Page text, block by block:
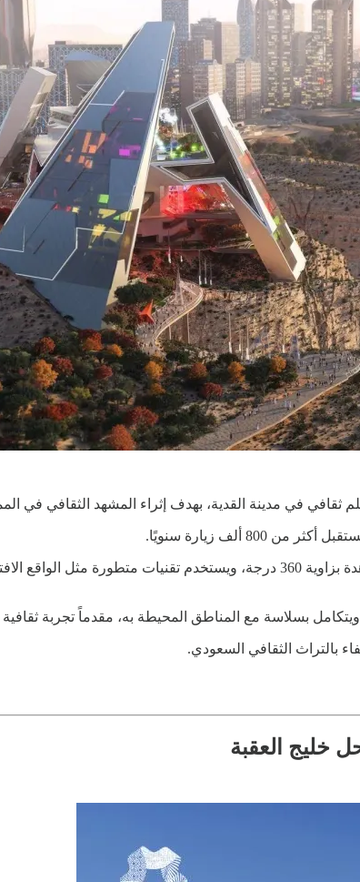
ثقافي في مدينة القدية، بهدف إثراء المشهد الثقافي في
ألف زيارة سنويًا.
ويشمل المركز 2400 مقعد موزعة على ثلاثة مسارح تقدم تجارب مشاهدة بزاوية
بسلاسة مع المناطق المحيطة به، مقدماً تجربة
بالتراث الثقافي السعودي.
خليج العقبة